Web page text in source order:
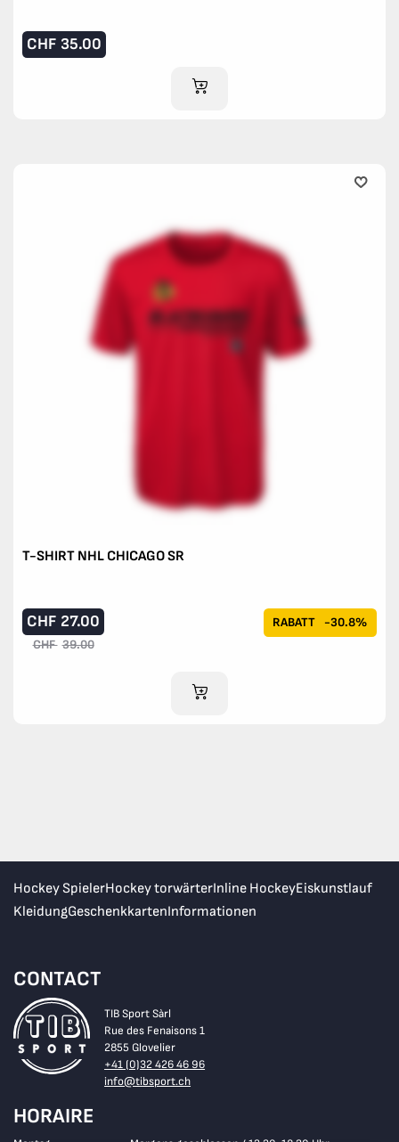
CHF 35.00
IM WARENKORB
T-SHIRT NHL CHICAGO SR
RABATT -30.8%
CHF 27.00
CHF 39.00
IM WARENKORB
Hockey SpielerHockey torwärterInline HockeyEiskunstlauf
KleidungGeschenkkartenInformationen
CONTACT
TIB Sport Sàrl
Rue des Fenaisons 1
2855 Glovelier
+41 (0)32 426 46 96
info@tibsport.ch
HORAIRE